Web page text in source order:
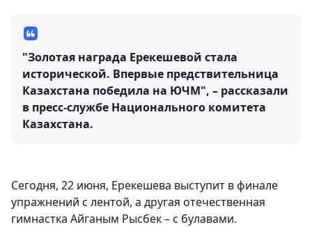
"Золотая награда Ерекешевой стала
исторической. Впервые предствительница
Казахстана победила на ЮЧМ", – рассказали
в пресс-службе Национального комитета
Казахстана.
Сегодня, 22 июня, Ерекешева выступит в финале
упражнений с лентой, а другая отечественная
гимнастка Айганым Рысбек – с булавами.